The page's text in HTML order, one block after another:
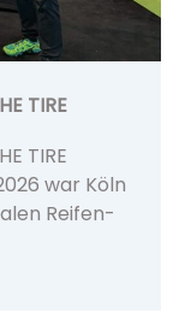
TIRE
TIRE
war Köln
Reifen-